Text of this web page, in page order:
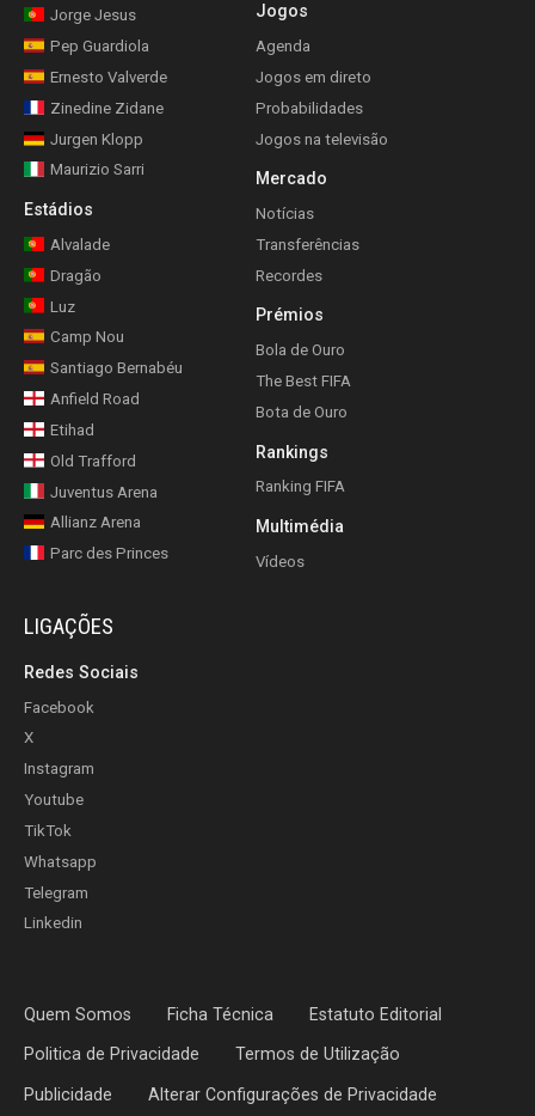
Jorge Jesus
Pep Guardiola
Ernesto Valverde
Zinedine Zidane
Jurgen Klopp
Maurizio Sarri
Estádios
Alvalade
Dragão
Luz
Camp Nou
Santiago Bernabéu
Anfield Road
Etihad
Old Trafford
Juventus Arena
Allianz Arena
Parc des Princes
Jogos
Agenda
Jogos em direto
Probabilidades
Jogos na televisão
Mercado
Notícias
Transferências
Recordes
Prémios
Bola de Ouro
The Best FIFA
Bota de Ouro
Rankings
Ranking FIFA
Multimédia
Vídeos
LIGAÇÕES
Redes Sociais
Facebook
X
Instagram
Youtube
TikTok
Whatsapp
Telegram
Linkedin
Quem Somos Ficha Técnica Estatuto Editorial
Politica de Privacidade Termos de Utilização
Publicidade Alterar Configurações de Privacidade